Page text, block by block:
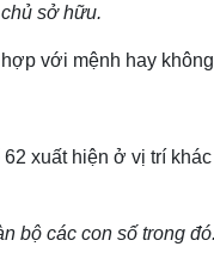
sở hữu.
với mệnh hay
xuất hiện ở vị trí
bộ các con số trong đó.